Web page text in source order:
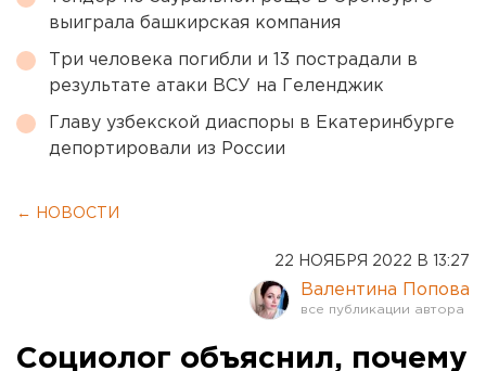
выиграла башкирская компания
Три человека погибли и 13 пострадали в
результате атаки ВСУ на Геленджик
Главу узбекской диаспоры в Екатеринбурге
депортировали из России
← НОВОСТИ
22 НОЯБРЯ 2022 В 13:27
Валентина Попова
Социолог объяснил, почему